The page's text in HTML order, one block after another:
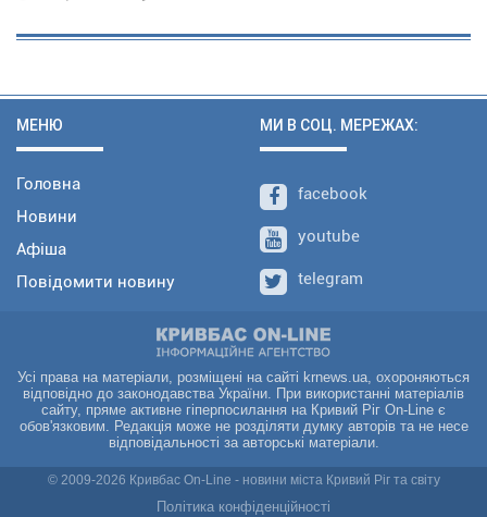
МЕНЮ
Головна
Новини
Афіша
Повідомити новину
МИ В СОЦ. МЕРЕЖАХ:
facebook
youtube
telegram
Усі права на матеріали, розміщені на сайті krnews.ua, охороняються
відповідно до законодавства України. При використанні матеріалів
сайту, пряме активне гіперпосилання на Кривий Ріг On-Line є
обов'язковим. Редакція може не розділяти думку авторів та не несе
відповідальності за авторські матеріали.
© 2009-2026 Кривбас On-Line - новини міста Кривий Ріг та світу
Політика конфіденційності